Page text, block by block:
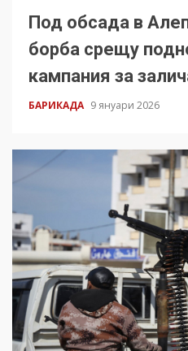
Под обсада в
борба срещу
кампания за
БАРИКАДА 9 януари 2026